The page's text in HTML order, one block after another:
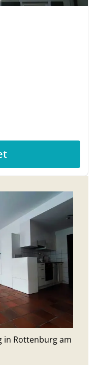
in Rottenburg am